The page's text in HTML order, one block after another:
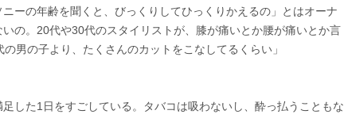
ニーの年齢を聞くと、びっくりしてひっくりかえるの」とはオーナ
の。20代や30代のスタイリストが、膝が痛いとか腰が痛いとか言
男の子より、たくさんのカットをこなしてるくらい」
した1日をすごしている。タバコは吸わないし、酔っ払うこともな